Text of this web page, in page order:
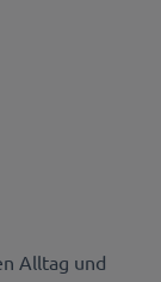
Alltag und